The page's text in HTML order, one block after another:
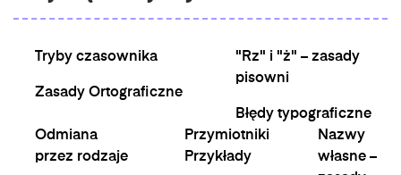
Tryby czasownika
Zasady Ortograficzne
"Rz" i "ż" – zasady
pisowni
Błędy typograficzne
Odmiana
przez rodzaje
Przymiotniki
Przykłady
Nazwy
własne –